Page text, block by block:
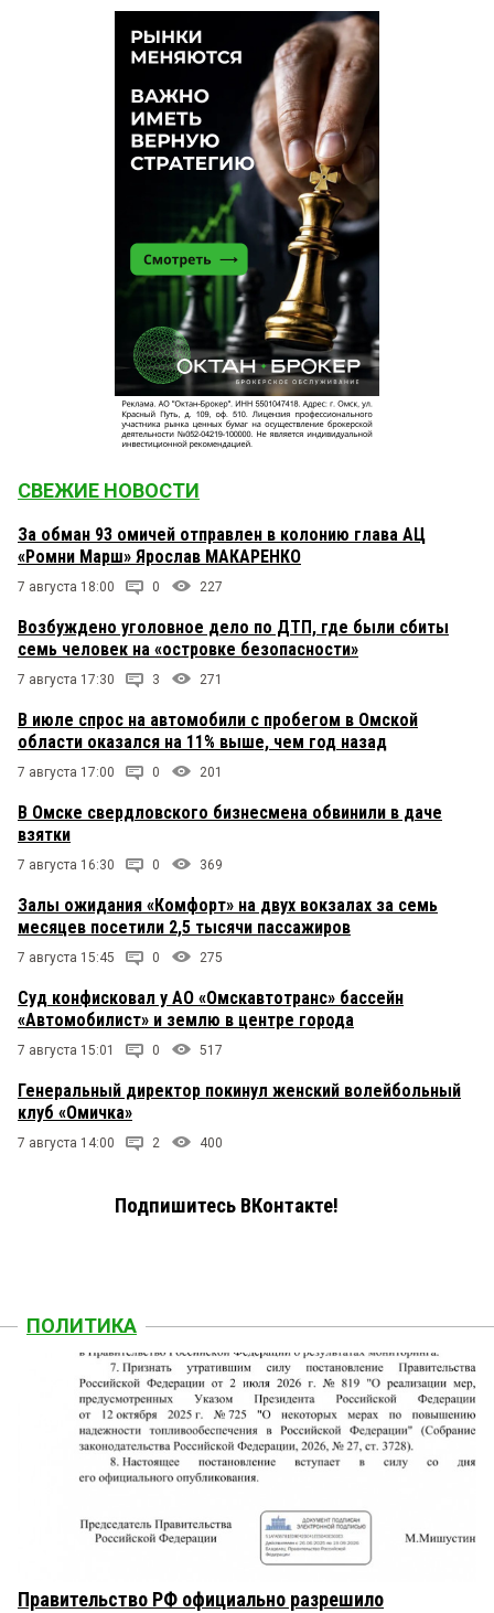
с чего он и начинал свою карьеру «успешного
менеджера»- мошенничеством в сфере ЖКХ
Екатеринбурга.
Читатель 25 сентября 2023 в 18:15:
А на ликеро-водочный?
Слава Маяковский 25 сентября 2023 в 17:43:
Токарем-фрезеровщиком самое то
СВЕЖИЕ НОВОСТИ
За обман 93 омичей отправлен в колонию глава АЦ
«Ромни Марш» Ярослав МАКАРЕНКО
7 августа 18:00 0 227
Возбуждено уголовное дело по ДТП, где были сбиты
семь человек на «островке безопасности»
7 августа 17:30 3 271
В июле спрос на автомобили с пробегом в Омской
области оказался на 11% выше, чем год назад
7 августа 17:00 0 201
В Омске свердловского бизнесмена обвинили в даче
взятки
7 августа 16:30 0 369
Залы ожидания «Комфорт» на двух вокзалах за семь
месяцев посетили 2,5 тысячи пассажиров
7 августа 15:45 0 275
Суд конфисковал у АО «Омскавтотранс» бассейн
«Автомобилист» и землю в центре города
7 августа 15:01 0 517
Генеральный директор покинул женский волейбольный
клуб «Омичка»
7 августа 14:00 2 400
Подпишитесь ВКонтакте!
ПОЛИТИКА
Правительство РФ официально разрешило